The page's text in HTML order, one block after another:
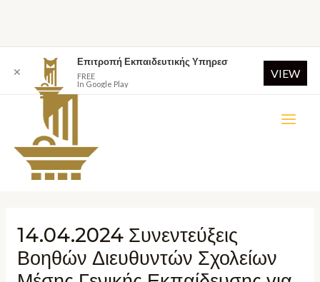
14.04.2024 Συνεντεύξεις
Βοηθών Διευθυντών Σχολείων
✕
Επιτροπή Εκπαιδευτικής Υπηρεσ
FREE
In Google Play
VIEW